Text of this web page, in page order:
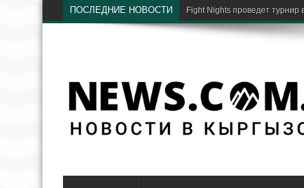
ПОСЛЕДНИЕ НОВОСТИ Fight Nights проведет турнир